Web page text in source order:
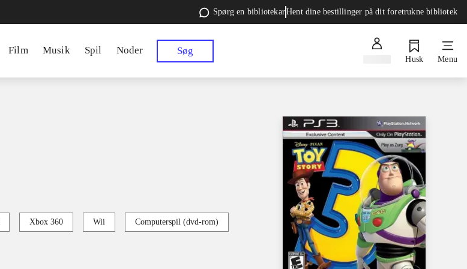
Spørg en bibliotekarHent dine bestillinger på dit foretrukne bibliotek
Film Musik Spil Noder Søg
Husk Menu
Xbox 360 Wii Computerspil (dvd-rom)